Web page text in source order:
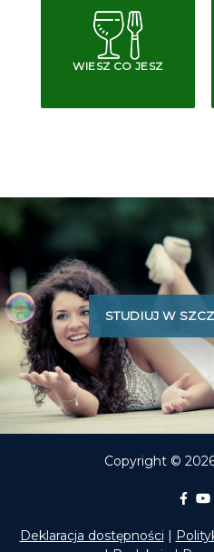
WIESZ CO JESZ
STUDIUJ W
Copyright ©
Deklaracja dostępności |